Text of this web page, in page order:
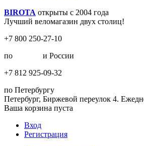
BIROTA открыты с 2004 года
Лучший веломагазин двух столиц!
+7 800 250-27-10
по
и России
+7 812 925-09-32
по Петербургу
Петербург, Биржевой переулок 4.
Ваша корзина пуста
Вход
Регистрация